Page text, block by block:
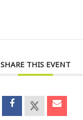
SHARE THIS EVENT